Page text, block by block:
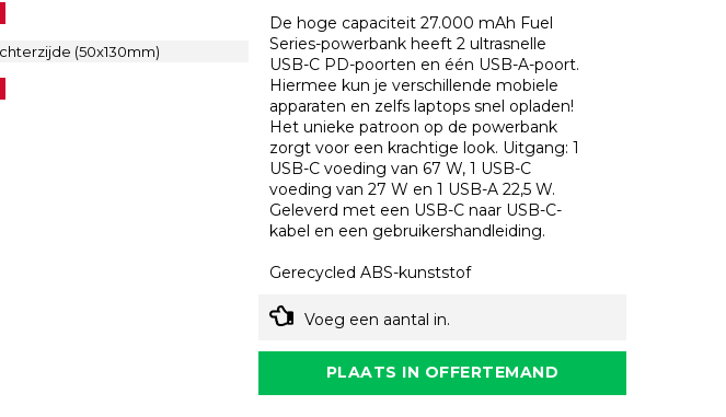
(50x130mm)
De hoge capaciteit 27.000 mAh Fuel
Series-powerbank heeft 2 ultrasnelle
USB-C PD-poorten en één USB-A-poort.
Hiermee kun je verschillende mobiele
apparaten en zelfs laptops snel opladen!
Het unieke patroon op de powerbank
zorgt voor een krachtige look. Uitgang: 1
USB-C voeding van 67 W, 1 USB-C
voeding van 27 W en 1 USB-A 22,5 W.
Geleverd met een USB-C naar USB-C-
kabel en een gebruikershandleiding.
Gerecycled ABS-kunststof
Voeg een aantal in.
PLAATS IN OFFERTEMAND